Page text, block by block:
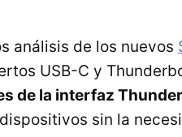
análisis de los nuevos
USB-C y
de la interfaz
sin la